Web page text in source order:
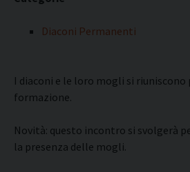
Diaconi Permanenti
I diaconi e le loro mogli si
formazione.
Novità: questo incontro si svolgerà
la presenza delle mogli.